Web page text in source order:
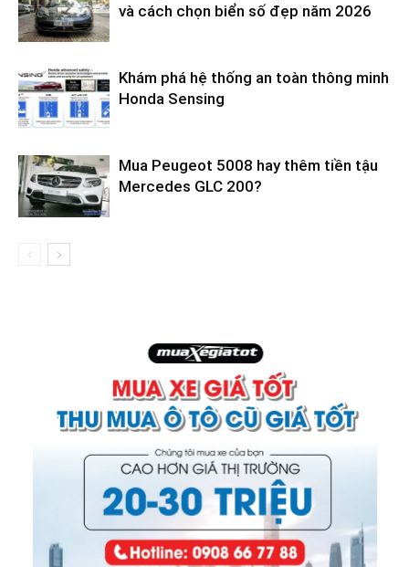
và cách chọn biển số đẹp năm 2026
Khám phá hệ thống an toàn thông minh
Honda Sensing
Mua Peugeot 5008 hay thêm tiền tậu
Mercedes GLC 200?